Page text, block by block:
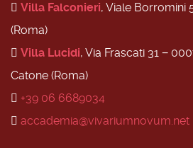
Villa Falconieri, Viale Borromini
(Roma)
Villa Lucidi, Via Frascati 31 −
Catone (Roma)
+39 06 6689034
accademia@vivariumnovum.net